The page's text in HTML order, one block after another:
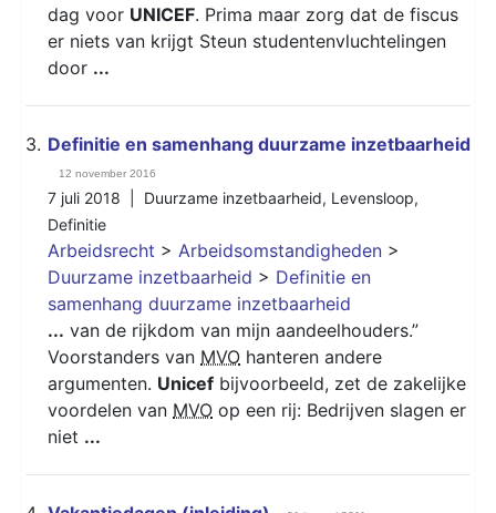
dag voor UNICEF. Prima maar zorg dat de fiscus
er niets van krijgt Steun studentenvluchtelingen
door ...
3. Definitie en samenhang duurzame inzetbaarheid
12 november 2016
7 juli 2018 | Duurzame inzetbaarheid, Levensloop,
Definitie
Arbeidsrecht > Arbeidsomstandigheden >
Duurzame inzetbaarheid > Definitie en
samenhang duurzame inzetbaarheid
... van de rijkdom van mijn aandeelhouders.”
Voorstanders van MVO hanteren andere
argumenten. Unicef bijvoorbeeld, zet de zakelijke
voordelen van MVO op een rij: Bedrijven slagen er
niet ...